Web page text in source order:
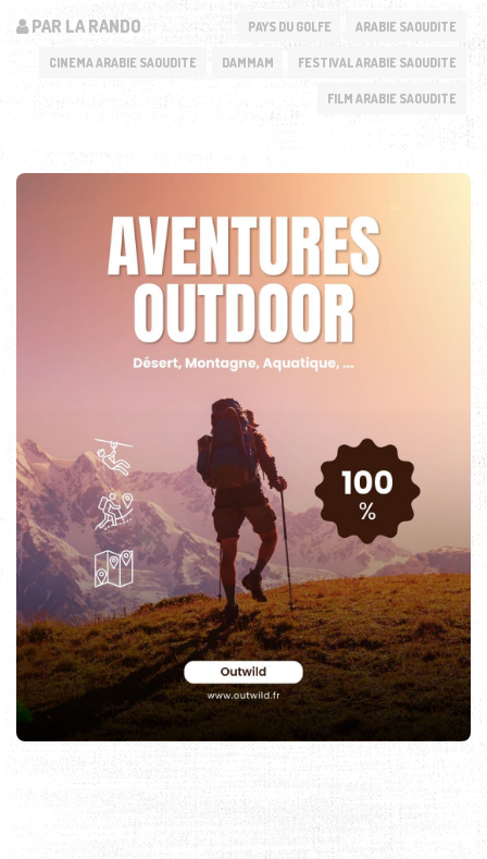
PAR LA RANDO PAYS DU GOLFE ARABIE SAOUDITE
CINEMA ARABIE SAOUDITE DAMMAM FESTIVAL ARABIE SAOUDITE
FILM ARABIE SAOUDITE